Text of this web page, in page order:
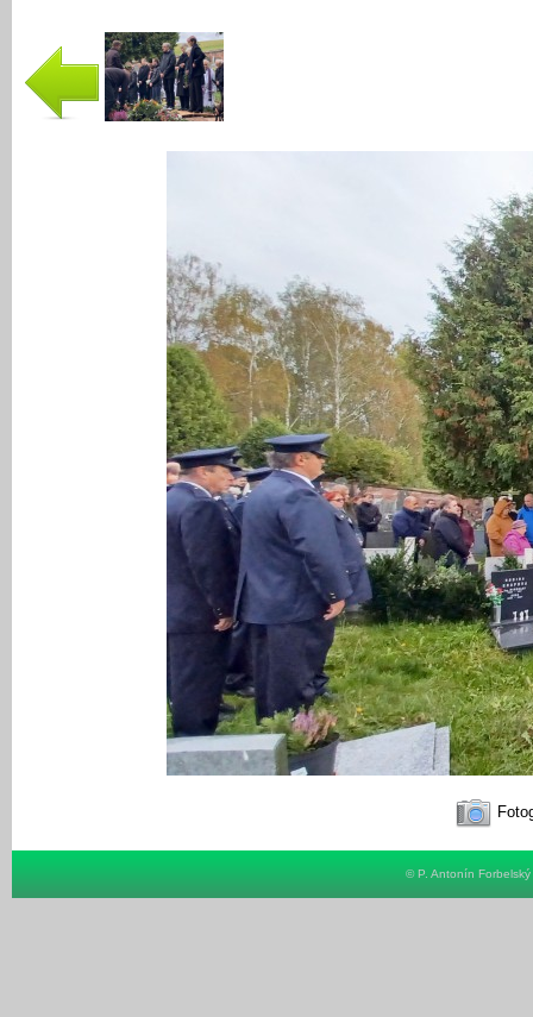
© P. Antonín